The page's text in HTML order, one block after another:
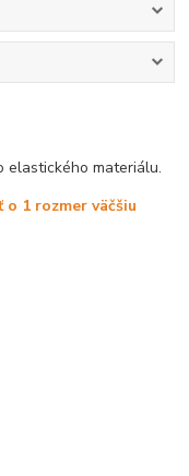
elastického materiálu.
1 rozmer väčšiu